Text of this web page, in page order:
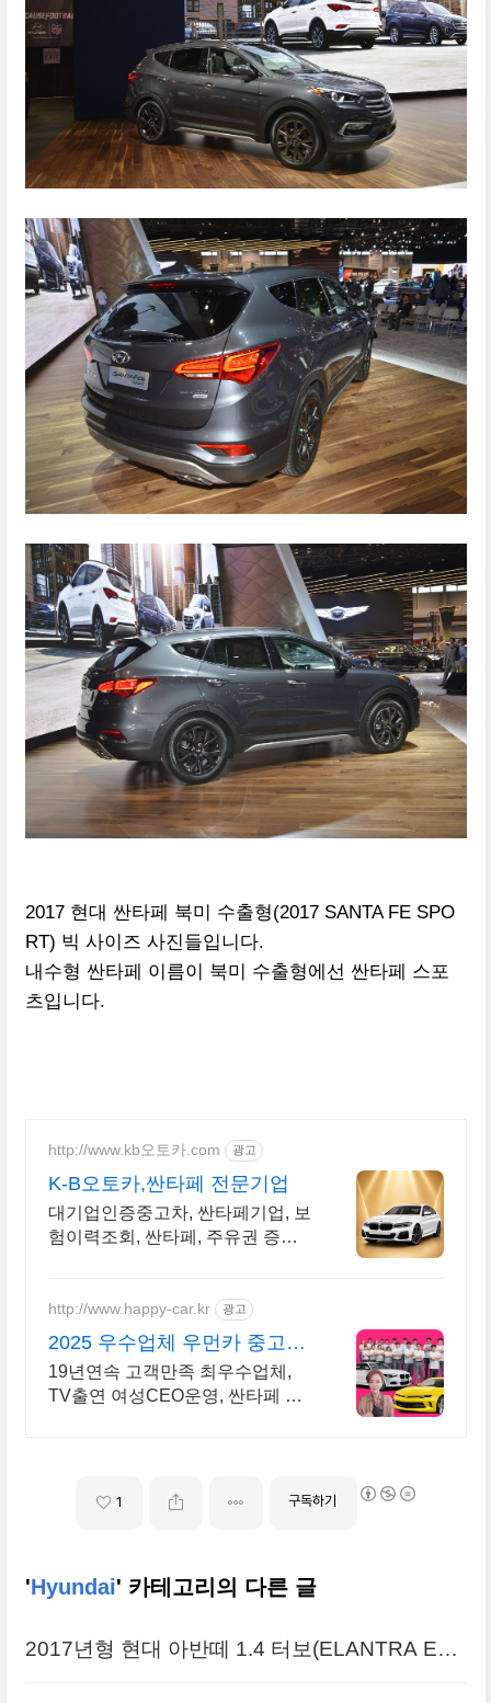
2017 현대 싼타페 북미 수출형(2017 SANTA FE SPO
RT) 빅 사이즈 사진들입니다.
내수형 싼타페 이름이 북미 수출형에선 싼타페 스포
츠입니다.
http://www.kb오토카.com 광고
K-B오토카,싼타페 전문기업
대기업인증중고차, 싼타페기업, 보
험이력조회, 싼타페, 주유권 증정
율, 24시간실매물전산연동
http://www.happy-car.kr 광고
2025 우수업체 우먼카 중고차
는 최우수모범업체에서!
19년연속 고객만족 최우수업체,
TV출연 여성CEO운영, 싼타페 실
1 구독하기
'Hyundai' 카테고리의 다른 글
2017년형 현대 아반떼 1.4 터보(ELANTRA EC